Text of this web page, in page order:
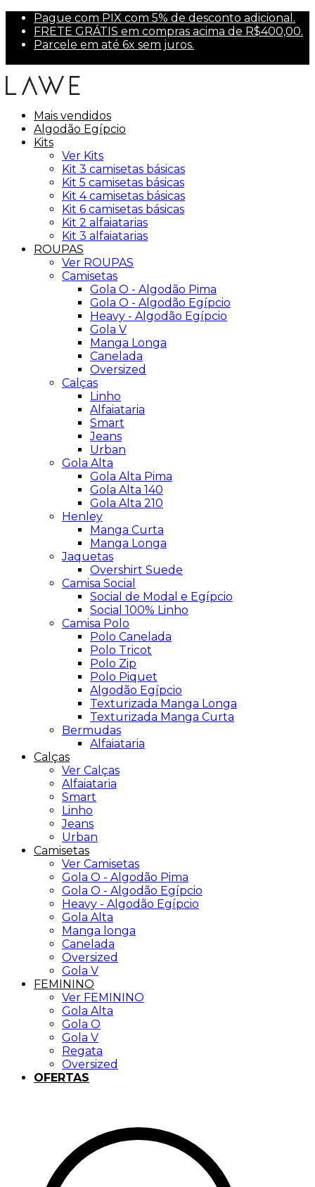
Pague com PIX com 5% de desconto adicional.
FRETE GRÁTIS em compras acima de R$400,00.
Parcele em até 6x sem juros.
Mais vendidos
Algodão Egípcio
Kits
Ver Kits
Kit 3 camisetas básicas
Kit 5 camisetas básicas
Kit 4 camisetas básicas
Kit 6 camisetas básicas
Kit 2 alfaiatarias
Kit 3 alfaiatarias
ROUPAS
Ver ROUPAS
Camisetas
Gola O - Algodão Pima
Gola O - Algodão Egípcio
Heavy - Algodão Egípcio
Gola V
Manga Longa
Canelada
Oversized
Calças
Linho
Alfaiataria
Smart
Jeans
Urban
Gola Alta
Gola Alta Pima
Gola Alta 140
Gola Alta 210
Henley
Manga Curta
Manga Longa
Jaquetas
Overshirt Suede
Camisa Social
Social de Modal e Egípcio
Social 100% Linho
Camisa Polo
Polo Canelada
Polo Tricot
Polo Zip
Polo Piquet
Algodão Egípcio
Texturizada Manga Longa
Texturizada Manga Curta
Bermudas
Alfaiataria
Calças
Ver Calças
Alfaiataria
Smart
Linho
Jeans
Urban
Camisetas
Ver Camisetas
Gola O - Algodão Pima
Gola O - Algodão Egípcio
Heavy - Algodão Egípcio
Gola Alta
Manga longa
Canelada
Oversized
Gola V
FEMININO
Ver FEMININO
Gola Alta
Gola O
Gola V
Regata
Oversized
OFERTAS